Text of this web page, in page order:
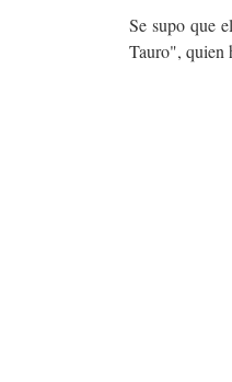
Se supo que
Tauro", quien